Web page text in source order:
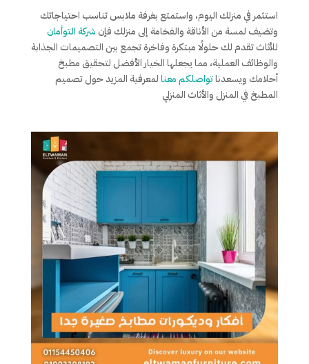
استثمر في منزلك اليوم، واستمتع بغرفة ملابس تناسب احتياجاتك
وتضيف لمسة من الأناقة والفخامة إلى منزلك فإن شركة التوأمان
للأثاث تقدم لك حلولًا مبتكرة وفاخرة تجمع بين التصميمات الجذابة
والوظائف العملية، مما يجعلها الخيار الأفضل لتحقيق مطبخ
أحلامك ويسعدناتواصلكم معنالمعرفية المزيد حول تصميم
المطبخ في المنزل والأثاث المنزلي